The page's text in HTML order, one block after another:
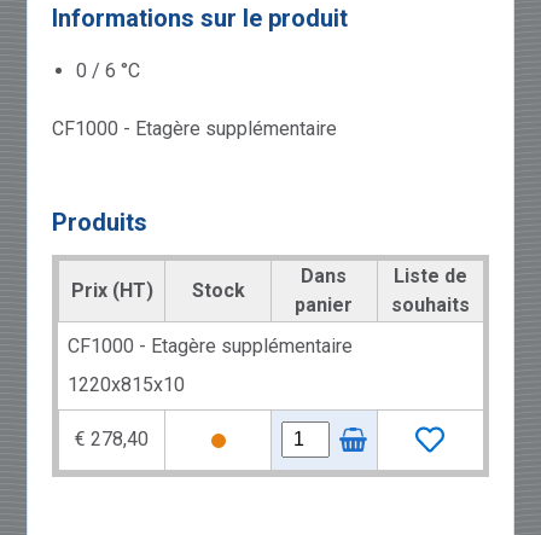
Informations sur le produit
0 / 6 °C
CF1000 - Etagère supplémentaire
Produits
Prix (HT) Stock
Dans
panier
Liste de
souhaits
CF1000 - Etagère supplémentaire
1220x815x10
€ 278,40